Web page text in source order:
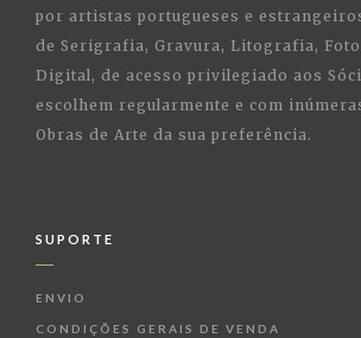
por artistas portugueses e
de Serigrafia, Gravura, Litografia,
Digital, de acesso privilegiado aos
escolhem regularmente e com
Obras de Arte da sua preferência.
SUPORTE
ENVIO
CONDIÇÕES GERAIS DE VENDA